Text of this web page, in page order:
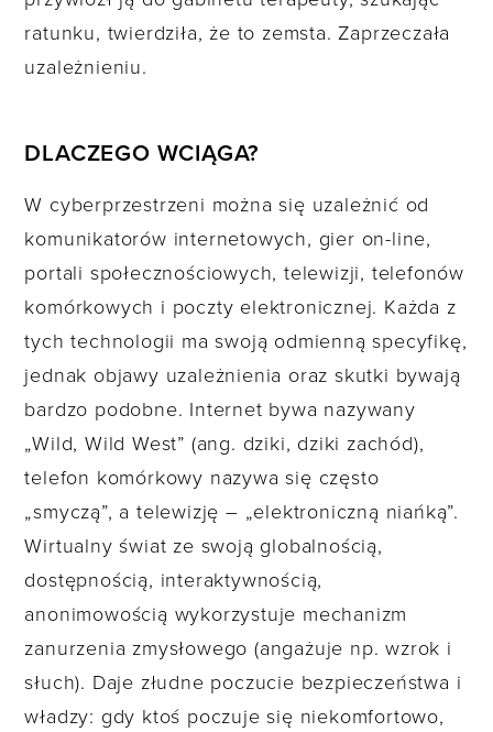
ratunku, twierdziła, że to zemsta. Zaprzeczała
uzależnieniu.
DLACZEGO WCIĄGA?
W cyberprzestrzeni można się uzależnić od
komunikatorów internetowych, gier on-line,
portali społecznościowych, telewizji, telefonów
komórkowych i poczty elektronicznej. Każda z
tych technologii ma swoją odmienną specyfikę,
jednak objawy uzależnienia oraz skutki bywają
bardzo podobne. Internet bywa nazywany
„Wild, Wild West” (ang. dziki, dziki zachód),
telefon komórkowy nazywa się często
„smyczą”, a telewizję – „elektroniczną niańką”.
Wirtualny świat ze swoją globalnością,
dostępnością, interaktywnością,
anonimowością wykorzystuje mechanizm
zanurzenia zmysłowego (angażuje np. wzrok i
słuch). Daje złudne poczucie bezpieczeństwa i
władzy: gdy ktoś poczuje się niekomfortowo,